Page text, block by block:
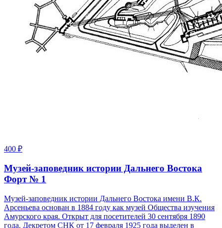
400 ₽
Музей-заповедник истории Дальнего Востока
Форт № 1
Музей-заповедник истории Дальнего Востока имени В.К.
Арсеньева основан в 1884 году как музей Общества изучения
Амурского края. Открыт для посетителей 30 сентября 1890
года. Декретом СНК от 17 февраля 1925 года выделен в